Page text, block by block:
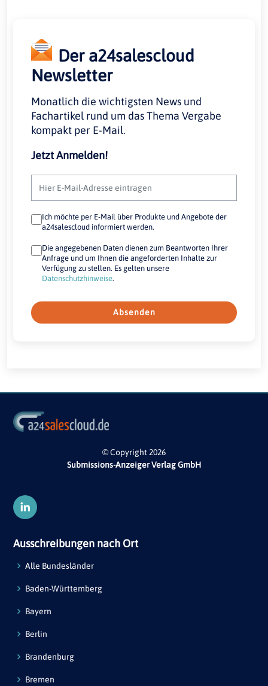
Der a24salescloud
Newsletter
Monatlich die wichtigsten News und
Fachartikel rund um das Thema Vergabe
kompakt per E-Mail.
Jetzt Anmelden!
Ich möchte per E-Mail über Produkte und Angebote der
a24salescloud informiert werden.
Die angegebenen Daten dienen zum Beantworten Ihrer
Anfrage und um Ihnen die angeforderten Inhalte zur
Verfügung zu stellen. Es gelten unsere
Datenschutzhinweise.
Absenden
© Copyright 2026
Submissions-Anzeiger Verlag GmbH
Ausschreibungen nach Ort
Alle Bundesländer
Baden-Württemberg
Bayern
Berlin
Brandenburg
Bremen